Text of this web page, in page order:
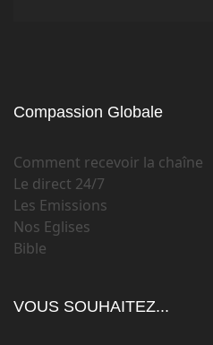
Compassion Globale
Comment recevoir la chaîne
Le direct 24/7
Les Emissions
Nos Eglises
Bible
VOUS SOUHAITEZ...